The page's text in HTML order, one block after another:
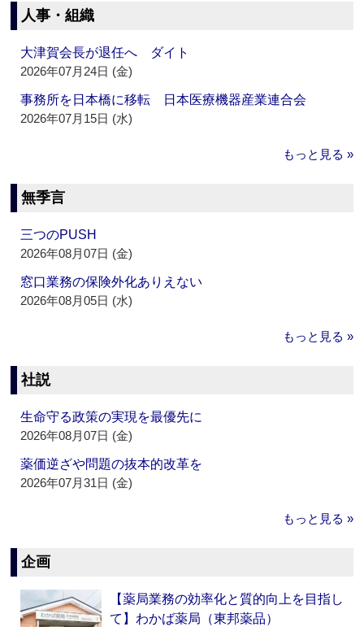
人事・組織
大津賀会長が退任へ ダイト
2026年07月24日 (金)
事務所を日本橋に移転 日本医療機器産業連合会
2026年07月15日 (水)
もっと見る »
無季言
三つのPUSH
2026年08月07日 (金)
窓口業務の保険外化ありえない
2026年08月05日 (水)
もっと見る »
社説
生命守る政策の実現を最優先に
2026年08月07日 (金)
薬価逆ざや問題の抜本的改革を
2026年07月31日 (金)
もっと見る »
企画
【薬局業務の効率化と質的向上を目指し
て】わかば薬局（東邦薬品）